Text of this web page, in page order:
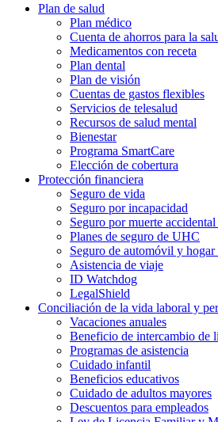
Plan de salud
Plan médico
Cuenta de ahorros para la
Medicamentos con receta
Plan dental
Plan de visión
Cuentas de gastos flexibles
Servicios de telesalud
Recursos de salud mental
Bienestar
Programa SmartCare
Elección de cobertura
Protección financiera
Seguro de vida
Seguro por incapacidad
Seguro por muerte
Planes de seguro de UHC
Seguro de automóvil y
Asistencia de viaje
ID Watchdog
LegalShield
Conciliación de la vida laboral y
Vacaciones anuales
Beneficio de intercambio de
Programas de asistencia
Cuidado infantil
Beneficios educativos
Cuidado de adultos mayores
Descuentos para empleados